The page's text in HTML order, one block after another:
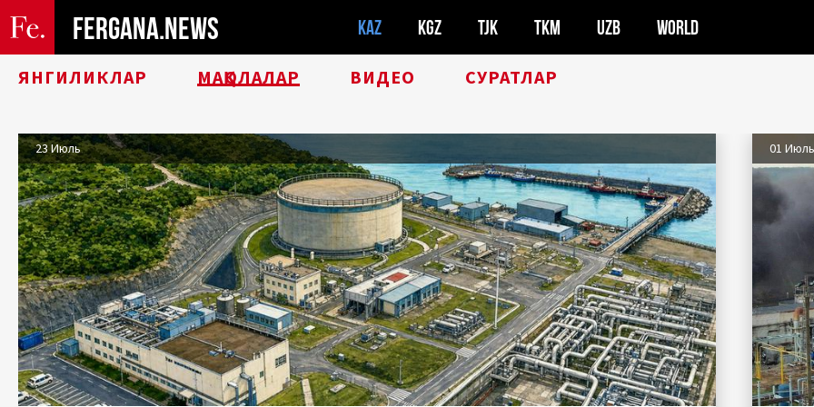
FERGANA.NEWS KAZ KGZ TJK TKM UZB WORLD
ЯНГИЛИКЛАР МАҚОЛАЛАР ВИДЕО СУРАТЛАР
23 Июль 01